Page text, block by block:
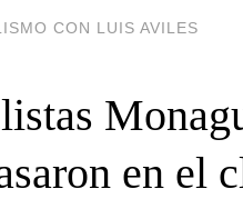
CON LUIS AVILES
en el